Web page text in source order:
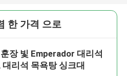
한 가격 으로
장 빛 Emperador 대리석
대리석 목욕탕 싱크대